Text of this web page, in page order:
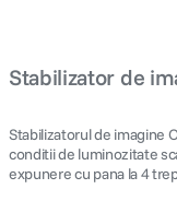
Stabilizator de
Stabilizatorul de imagine
conditii de luminozitate
expunere cu pana la 4